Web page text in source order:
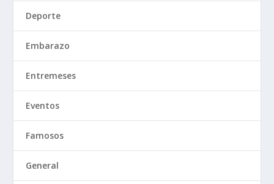
Deporte
Embarazo
Entremeses
Eventos
Famosos
General